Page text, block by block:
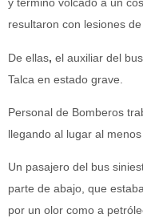
resultaron con lesiones
De ellas, el auxiliar del
Talca en estado grave.
Personal de Bomberos
llegando al lugar al
Un pasajero del bus
parte de abajo, que
por un olor como a